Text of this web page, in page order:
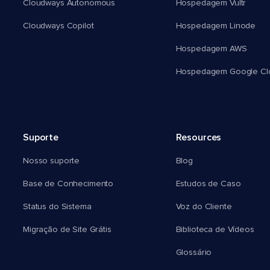
Cloudways Autonomous
Cloudways Copilot
Hospedagem Vultr
Hospedagem Linode
Hospedagem AWS
Hospedagem Google
Suporte
Nosso suporte
Base de Conhecimento
Status do Sistema
Migração de Site Grátis
Resources
Blog
Estudos de Caso
Voz do Cliente
Biblioteca de Vídeos
Glossário